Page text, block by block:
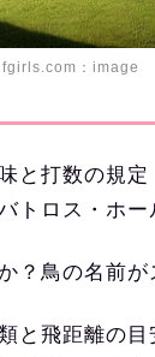
：image
と打数の規定
トロス・ホ
？鳥の名前が
と飛距離の目